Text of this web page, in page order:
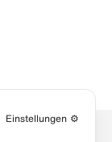
Einstellungen ⚙️